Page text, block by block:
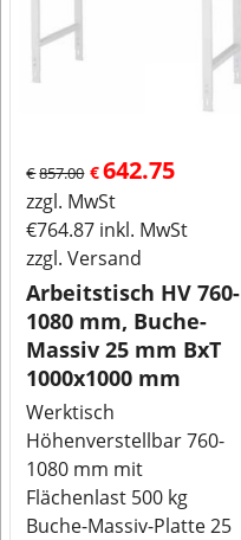
€857.00 €642.75
zzgl. MwSt
€764.87 inkl. MwSt
zzgl. Versand
Arbeitstisch HV 760-
1080 mm, Buche-
Massiv 25 mm BxT
1000x1000 mm
Werktisch
Höhenverstellbar 760-
1080 mm mit
Flächenlast 500 kg
Buche-Massiv-Platte 25